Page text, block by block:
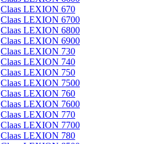
Claas LEXION 670
Claas LEXION 6700
Claas LEXION 6800
Claas LEXION 6900
Claas LEXION 730
Claas LEXION 740
Claas LEXION 750
Claas LEXION 7500
Claas LEXION 760
Claas LEXION 7600
Claas LEXION 770
Claas LEXION 7700
Claas LEXION 780